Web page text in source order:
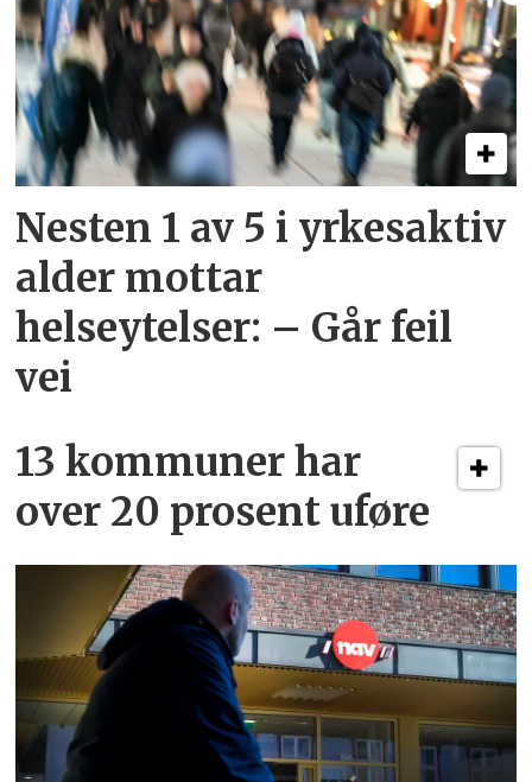
Nesten 1 av 5 i yrkesaktiv
alder mottar
helseytelser: – Går feil
vei
13 kommuner har
over 20 prosent uføre